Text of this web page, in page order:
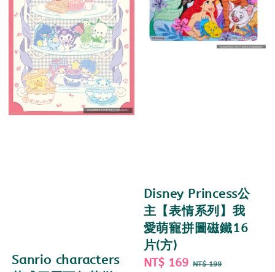
Sanrio characters
Disney Princess公
主【表情系列】我
愛萌寵拼圖磁鐵16
片(方)
Sale
NT$ 169 Regular
NT$ 199